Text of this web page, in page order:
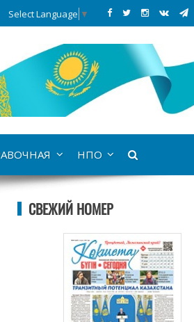
Select Language ▼
НПО
СВЕЖИЙ НОМЕР